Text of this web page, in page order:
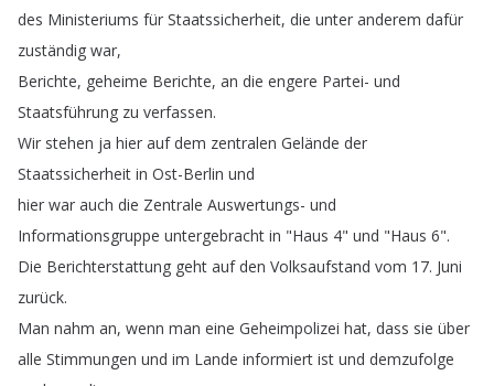
des Ministeriums für Staatssicherheit, die unter anderem dafür
zuständig war,
Berichte, geheime Berichte, an die engere Partei- und
Staatsführung zu verfassen.
Wir stehen ja hier auf dem zentralen Gelände der
Staatssicherheit in Ost-Berlin und
hier war auch die Zentrale Auswertungs- und
Informationsgruppe untergebracht in "Haus 4" und "Haus 6".
Die Berichterstattung geht auf den Volksaufstand vom 17. Juni
zurück.
Man nahm an, wenn man eine Geheimpolizei hat, dass sie über
alle Stimmungen und im Lande informiert ist und demzufolge